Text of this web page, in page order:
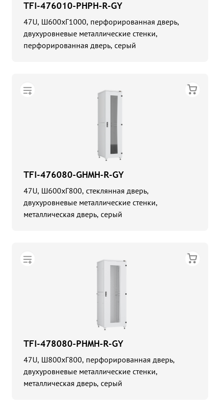
TFI-476010-PHPH-R-GY
47U, Ш600хГ1000, перфорированная дверь,
двухуровневые металлические стенки,
перфорированная дверь, серый
TFI-476080-GHMH-R-GY
47U, Ш600хГ800, стеклянная дверь,
двухуровневые металлические стенки,
металлическая дверь, серый
TFI-478080-PHMH-R-GY
47U, Ш800хГ800, перфорированная дверь,
двухуровневые металлические стенки,
металлическая дверь, серый